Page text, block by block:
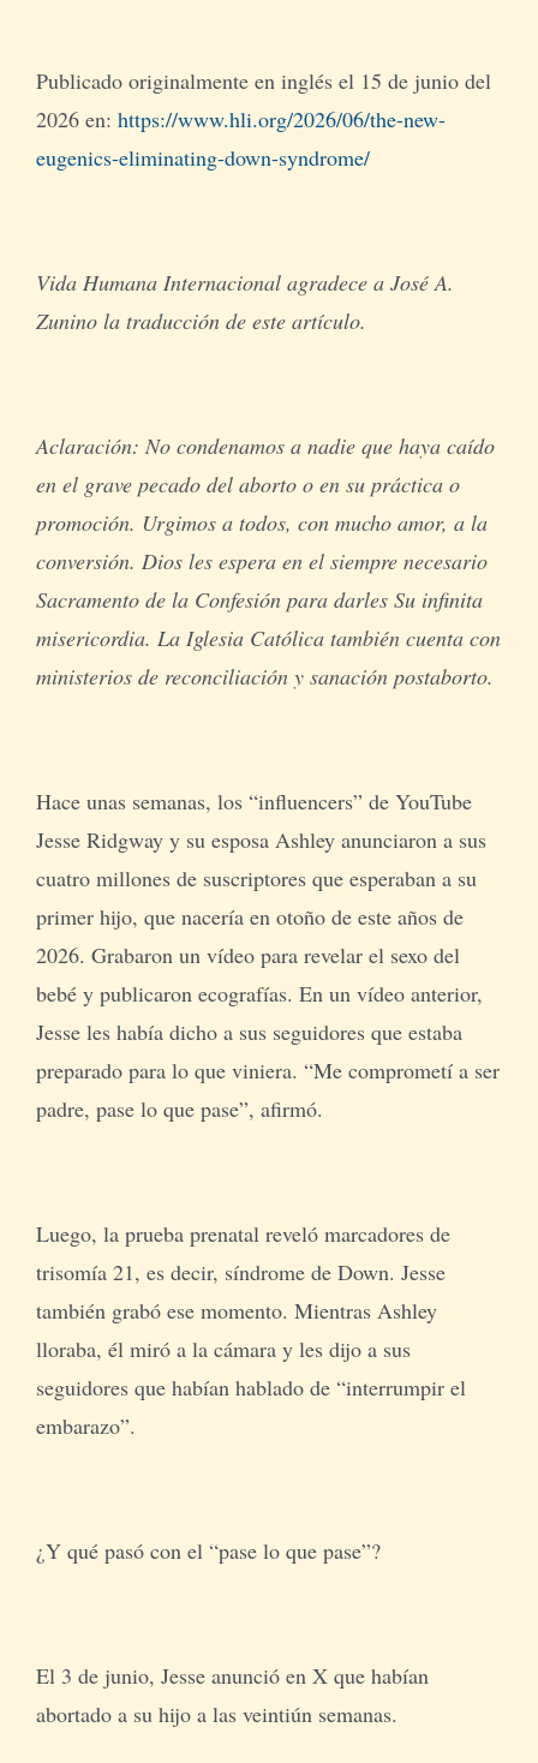
Publicado originalmente en inglés el 15 de junio del
2026 en: https://www.hli.org/2026/06/the-new-
eugenics-eliminating-down-syndrome/
Vida Humana Internacional agradece a José A.
Zunino la traducción de este artículo.
Aclaración: No condenamos a nadie que haya caído
en el grave pecado del aborto o en su práctica o
promoción. Urgimos a todos, con mucho amor, a la
conversión. Dios les espera en el siempre necesario
Sacramento de la Confesión para darles Su infinita
misericordia. La Iglesia Católica también cuenta con
ministerios de reconciliación y sanación postaborto.
Hace unas semanas, los “influencers” de YouTube
Jesse Ridgway y su esposa Ashley anunciaron a sus
cuatro millones de suscriptores que esperaban a su
primer hijo, que nacería en otoño de este años de
2026. Grabaron un vídeo para revelar el sexo del
bebé y publicaron ecografías. En un vídeo anterior,
Jesse les había dicho a sus seguidores que estaba
preparado para lo que viniera. “Me comprometí a ser
padre, pase lo que pase”, afirmó.
Luego, la prueba prenatal reveló marcadores de
trisomía 21, es decir, síndrome de Down. Jesse
también grabó ese momento. Mientras Ashley
lloraba, él miró a la cámara y les dijo a sus
seguidores que habían hablado de “interrumpir el
embarazo”.
¿Y qué pasó con el “pase lo que pase”?
El 3 de junio, Jesse anunció en X que habían
abortado a su hijo a las veintiún semanas.